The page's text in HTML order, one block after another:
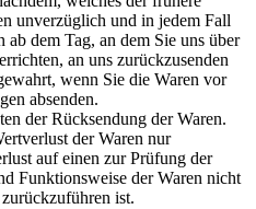
unverzüglich und in jedem Fall
ab dem Tag, an dem Sie uns über
an uns zurückzusenden
wenn Sie die Waren vor
absenden.
der Rücksendung der Waren.
der Waren nur
auf einen zur Prüfung der
Funktionsweise der Waren nicht
ist.